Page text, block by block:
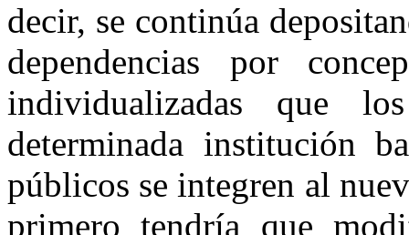
decir, se continúa
dependencias por
individualizadas que
determinada institución
públicos se integren al
primero tendría que